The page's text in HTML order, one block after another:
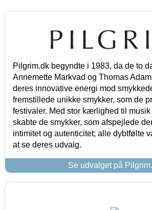
Pilgrim.dk begyndte i 1983, da de to
Annemette Markvad og Thomas
deres innovative energi mod
fremstillede unikke smykker, som de
festivaler. Med stor kærlighed til
skabte de smykker, som afspejlede
intimitet og autenticitet; alle dybtfølte
at se deres udvalg.
Se udvalget på